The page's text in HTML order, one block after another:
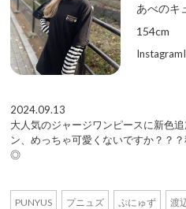
あべのキ
154cm
2024.09.13
大人気のジャージワンピースに新色
ン、めっちゃ可愛くないですか？？
◎
PUNYUS プニュズ ぷにゅず 渡